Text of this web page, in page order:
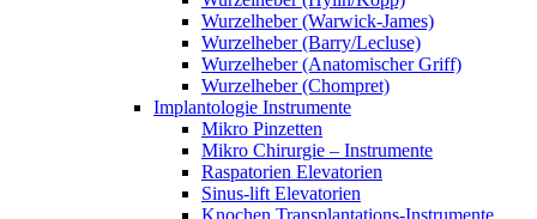
Wurzelheber (Warwick-James)
Wurzelheber (Barry/Lecluse)
Wurzelheber (Anatomischer Griff)
Wurzelheber (Chompret)
Implantologie Instrumente
Mikro Pinzetten
Mikro Chirurgie – Instrumente
Raspatorien Elevatorien
Sinus-lift Elevatorien